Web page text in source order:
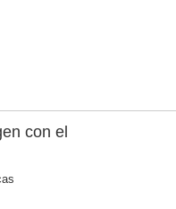
con el